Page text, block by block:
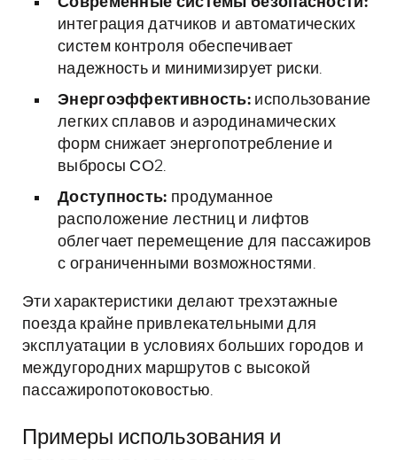
интеграция датчиков и автоматических
систем контроля обеспечивает
надежность и минимизирует риски.
Энергоэффективность: использование
легких сплавов и аэродинамических
форм снижает энергопотребление и
выбросы СО2.
Доступность: продуманное
расположение лестниц и лифтов
облегчает перемещение для пассажиров
с ограниченными возможностями.
Эти характеристики делают трехэтажные
поезда крайне привлекательными для
эксплуатации в условиях больших городов и
междугородних маршрутов с высокой
пассажиропотоковостью.
Примеры использования и